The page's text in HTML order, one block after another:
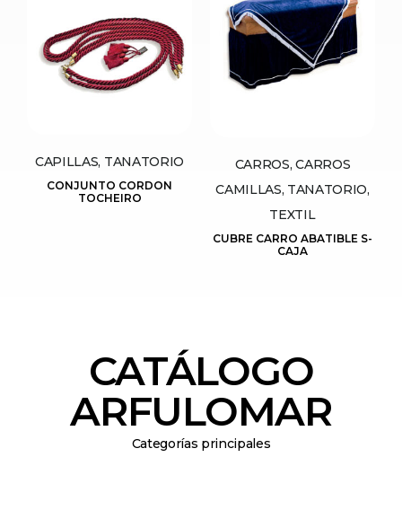
CAPILLAS, TANATORIO
CONJUNTO CORDON
TOCHEIRO
CARROS, CARROS
CAMILLAS, TANATORIO,
TEXTIL
CUBRE CARRO ABATIBLE S-
CAJA
CATÁLOGO
ARFULOMAR
Categorías principales